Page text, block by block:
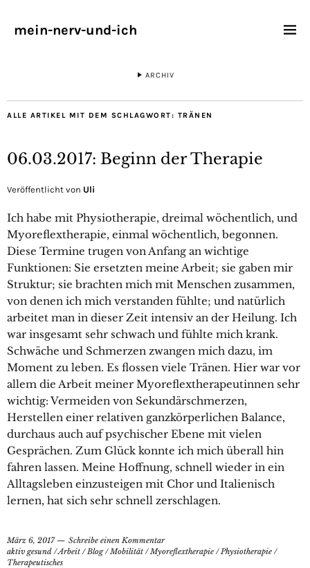
mein-nerv-und-ich
ARCHIV
ALLE ARTIKEL MIT DEM SCHLAGWORT: TRÄNEN
06.03.2017: Beginn der Therapie
Veröffentlicht von Uli
Ich habe mit Physiotherapie, dreimal wöchentlich, und
Myoreflextherapie, einmal wöchentlich, begonnen.
Diese Termine trugen von Anfang an wichtige
Funktionen: Sie ersetzten meine Arbeit; sie gaben mir
Struktur; sie brachten mich mit Menschen zusammen,
von denen ich mich verstanden fühlte; und natürlich
arbeitet man in dieser Zeit intensiv an der Heilung. Ich
war insgesamt sehr schwach und fühlte mich krank.
Schwäche und Schmerzen zwangen mich dazu, im
Moment zu leben. Es flossen viele Tränen. Hier war vor
allem die Arbeit meiner Myoreflextherapeutinnen sehr
wichtig: Vermeiden von Sekundärschmerzen,
Herstellen einer relativen ganzkörperlichen Balance,
durchaus auch auf psychischer Ebene mit vielen
Gesprächen. Zum Glück konnte ich mich überall hin
fahren lassen. Meine Hoffnung, schnell wieder in ein
Alltagsleben einzusteigen mit Chor und Italienisch
lernen, hat sich sehr schnell zerschlagen.
März 6, 2017
Schreibe einen Kommentar
aktiv gesund /Arbeit /Blog/Mobilität /Myoreflextherapie /Physiotherapie /
Therapeutisches